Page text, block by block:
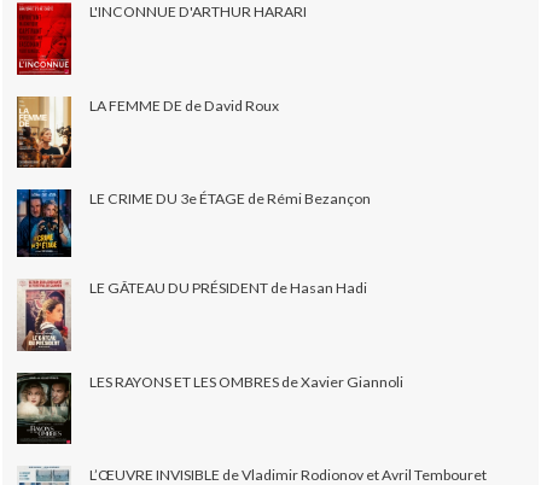
L'INCONNUE D'ARTHUR HARARI
LA FEMME DE de David Roux
LE CRIME DU 3e ÉTAGE de Rémi Bezançon
LE GÂTEAU DU PRÉSIDENT de Hasan Hadi
LES RAYONS ET LES OMBRES de Xavier Giannoli
L’ŒUVRE INVISIBLE de Vladimir Rodionov et Avril Tembouret